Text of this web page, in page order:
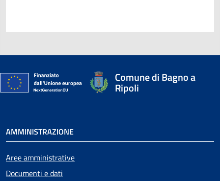
Comune di Bagno a
Ripoli
AMMINISTRAZIONE
Aree amministrative
Documenti e dati